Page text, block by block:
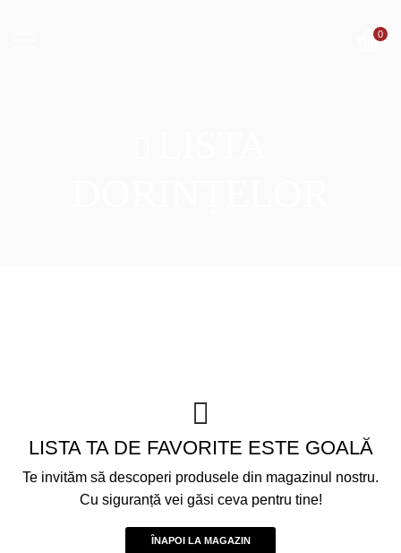
0
LISTA TA DE FAVORITE ESTE GOALĂ
Te invităm să descoperi produsele din magazinul nostru.
Cu siguranță vei găsi ceva pentru tine!
ÎNAPOI LA MAGAZIN